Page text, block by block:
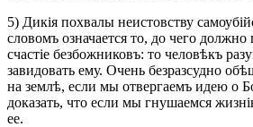
5) Дикія похвалы неистовству
словомъ означается то, до чего
счастіе безбожниковъ: то человѣкъ
завидовать ему. Очень безразсудно
на землѣ, если мы отвергаемъ идею о
доказать, что если мы гнушаемся
ее.